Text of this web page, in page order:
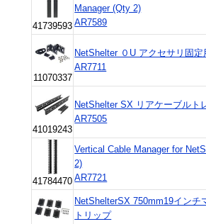
41739593
Manager (Qty 2)
AR7589
11070337
NetShelter ０U アクセサリ固
AR7711
41019243
NetShelter SX リアケーブルト
AR7505
41784470
Vertical Cable Manager for
2)
AR7721
NetShelterSX 750mm19イン
トリップ